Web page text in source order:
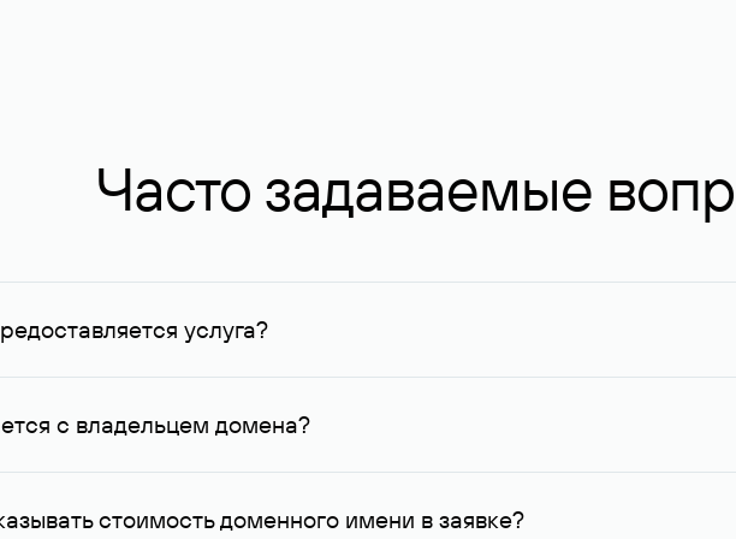
Часто задаваемые
услуга?
зарегистрированных в Руцентре и у других регистраторов. Для доменов,
с владельцем домена?
используются его контактные данные, доступные Руцентру.
стоимость доменного имени в заявке?